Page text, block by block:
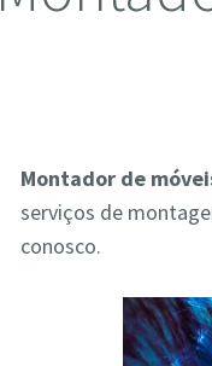
Montador de
serviços de
conosco.